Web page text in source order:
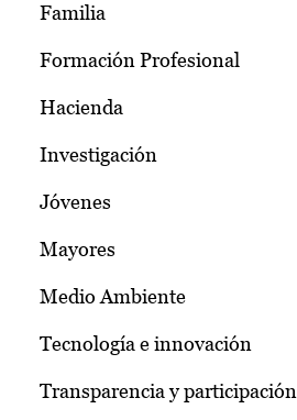
Familia
Formación Profesional
Hacienda
Investigación
Jóvenes
Mayores
Medio Ambiente
Tecnología e innovación
Transparencia y participación